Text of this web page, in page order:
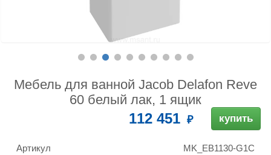
Мебель для ванной Jacob Delafon Reve
60 белый лак, 1 ящик
112 451 купить
Артикул MK_EB1130-G1C